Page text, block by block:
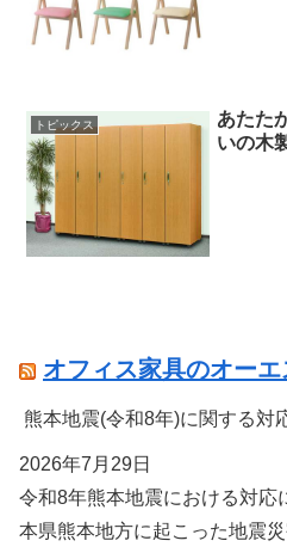
トピックス
あたた
いの木
オフィス家具のオー
熊本地震(令和8年)に関する対
2026年7月29日
令和8年熊本地震における対応
本県熊本地方に起こった地震